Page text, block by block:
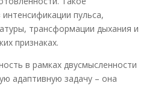
пульса,
трансформации дыхания и
признаках.
в рамках двусмысленности
адаптивную задачу – она